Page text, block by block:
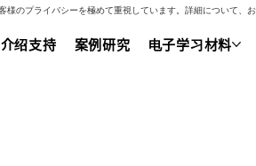
介绍支持 案例研究 电子学习材料
のプライバシーを極めて重視しています。詳細について、